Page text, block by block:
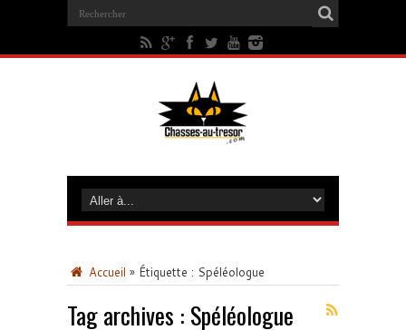
Accueil » Étiquette : Spéléologue
Tag archives : Spéléologue